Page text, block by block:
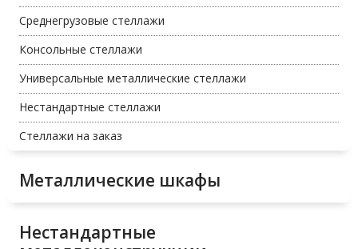
Среднегрузовые стеллажи
Консольные стеллажи
Универсальные металлические стеллажи
Нестандартные стеллажи
Стеллажи на заказ
Металлические шкафы
Нестандартные